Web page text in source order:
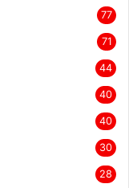
77
71
44
40
40
30
28